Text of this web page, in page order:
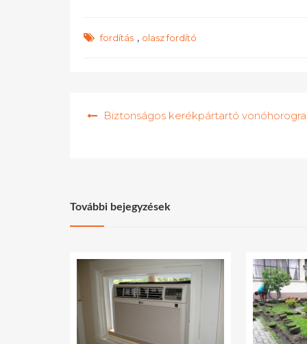
fordítás , olasz fordító
navigáció
Biztonságos kerékpártartó vonóhorogra
További bejegyzések